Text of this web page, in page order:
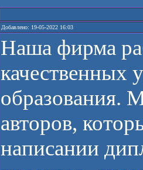
Добавлено: 19-05-2022 16:03
Наша фирма
качественных
образования.
авторов,
написании